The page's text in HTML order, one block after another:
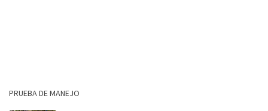
PRUEBA DE MANEJO